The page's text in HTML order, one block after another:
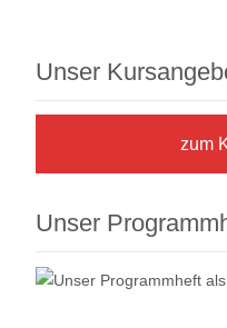
Unser
zum
Unser